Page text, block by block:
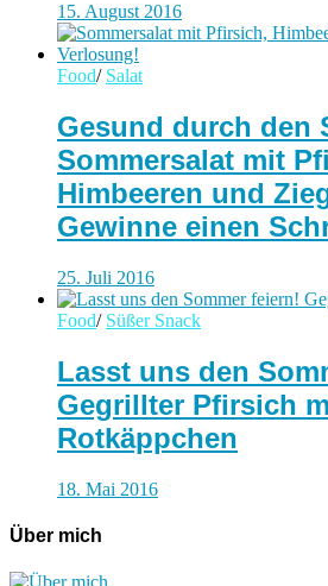
15. August 2016
Food/ Salat
Gesund durch den
Sommersalat mit
Himbeeren und
Gewinne einen
25. Juli 2016
Food/ Süßer Snack
Lasst uns den
Gegrillter Pfirsich
Rotkäppchen
18. Mai 2016
Über mich